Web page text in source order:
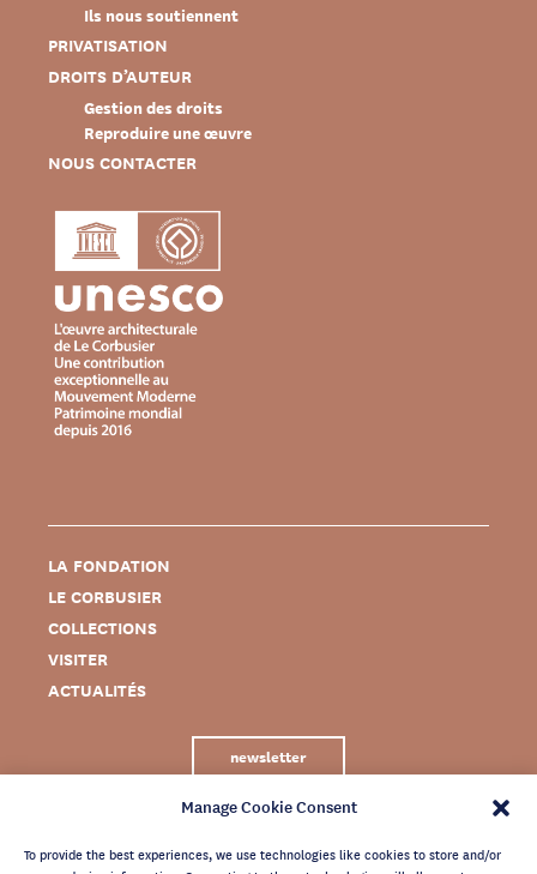
Manage Cookie Consent
To provide the best experiences, we use technologies like cookies to store and/or
Ils nous soutiennent
PRIVATISATION
DROITS D’AUTEUR
Gestion des droits
Reproduire une œuvre
NOUS CONTACTER
LA FONDATION
LE CORBUSIER
COLLECTIONS
VISITER
ACTUALITÉS
newsletter